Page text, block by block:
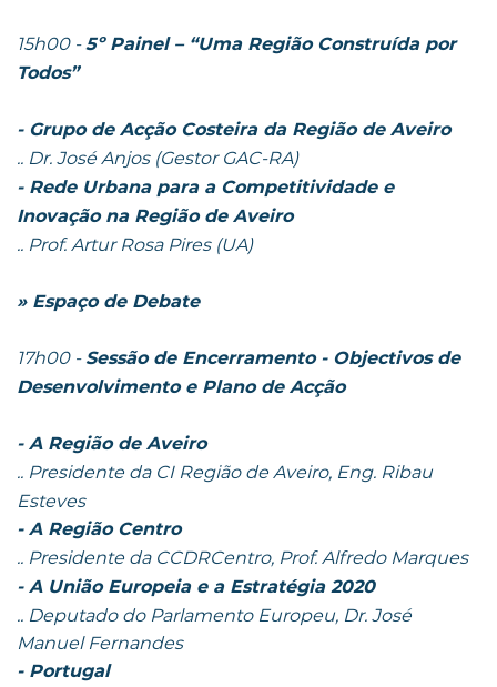
15h00 -5º Painel – “Uma Região Construída por
Todos”
- Grupo de Acção Costeira da Região de Aveiro
.. Dr. José Anjos (Gestor GAC-RA)
- Rede Urbana para a Competitividade e
Inovação na Região de Aveiro
.. Prof. Artur Rosa Pires (UA)
» Espaço de Debate
17h00 - Sessão de Encerramento - Objectivos de
Desenvolvimento e Plano de Acção
- A Região de Aveiro
.. Presidente da CI Região de Aveiro, Eng. Ribau
Esteves
- A Região Centro
.. Presidente da CCDRCentro, Prof. Alfredo Marques
- A União Europeia e a Estratégia 2020
.. Deputado do Parlamento Europeu, Dr. José
Manuel Fernandes
- Portugal